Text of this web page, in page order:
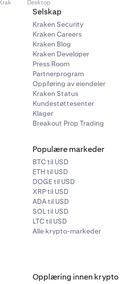
1 000 NIGHT eller mer
airdropen. Kunder med en
NIGHTvil ikke motta en
Desktop
Selskap
Kraken Security
Kraken Careers
Kraken Blog
Kraken Developer
Press Room
Partnerprogram
Oppføring av eiendeler
Kraken Status
Kundestøttesenter
Klager
Breakout Prop Trading
Populære markeder
BTC til USD
ETH til USD
DOGE til USD
XRP til USD
ADA til USD
SOL til USD
LTC til USD
Alle krypto-markeder
Opplæring innen krypto